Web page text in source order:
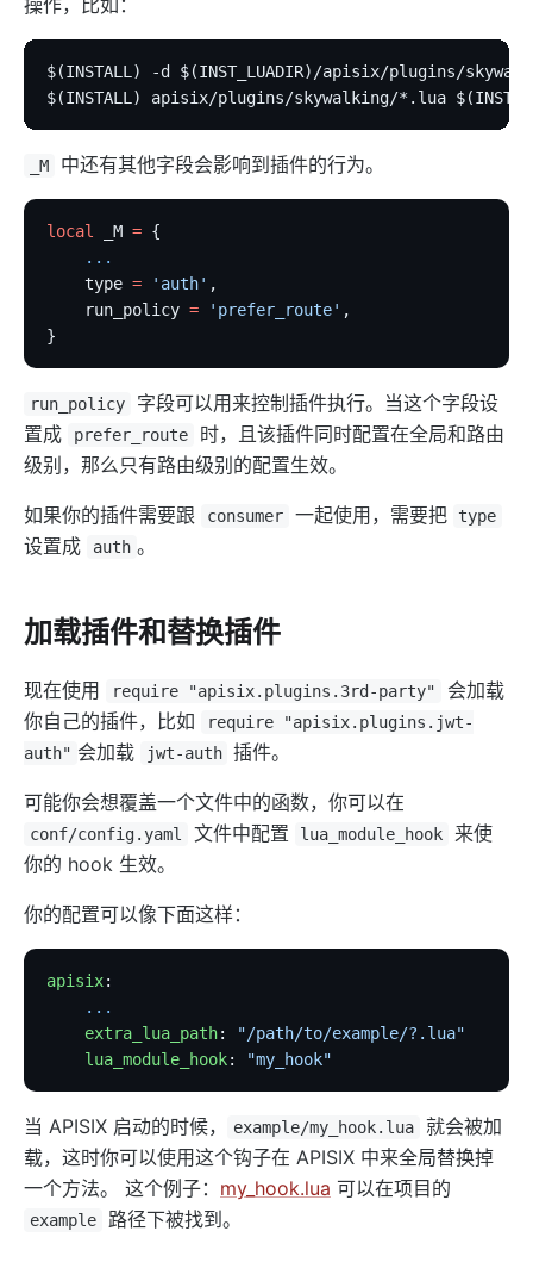
操作，比如：
$(INSTALL) -d $(INST_LUADIR)/apisix/plugins/
$(INSTALL) apisix/plugins/skywalking/*.lua
_M 中还有其他字段会影响到插件的行为。
local _M = {
    ...
    type
= 'auth' ,
    run_policy
= 'prefer_route' ,
}
run_policy
字段可以用来控制插件执行。当这个字段设
置成
prefer_route
时，且该插件同时配置在全局和路由
级别，那么只有路由级别的配置生效。
如果你的插件需要跟 consumer 一起使用，需要把 type
设置成 auth 。
加载插件和替换插件
现在使用 require "apisix.plugins.3rd-party"
会加载
你自己的插件，比如
require "apisix.plugins.jwt-
auth" 会加载 jwt-auth 插件。
可能你会想覆盖一个文件中的函数，你可以在
conf/config.yaml 文件中配置 lua_module_hook
来使
你的 hook 生效。
你的配置可以像下面这样：
apisix:
    ...
    extra_lua_path
:
"/path/to/example/?.lua"
    lua_module_hook
: "my_hook"
当 APISIX 启动的时候， example/my_hook.lua
就会被加
载，这时你可以使用这个钩子在 APISIX 中来全局替换掉
一个方法。 这个例子： my_hook.lua 可以在项目的
example 路径下被找到。